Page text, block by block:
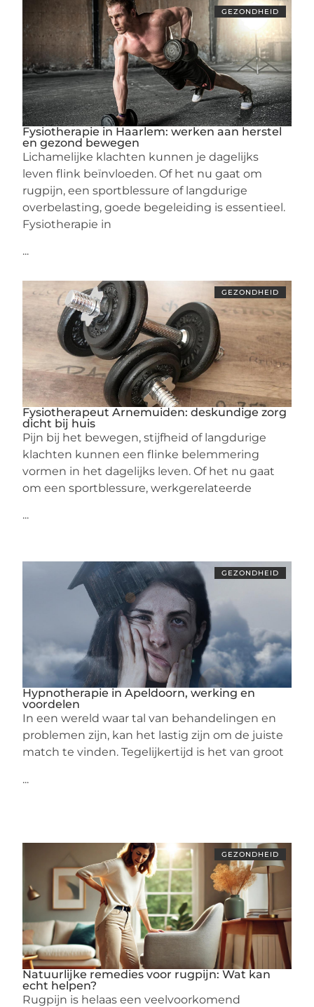
GEZONDHEID
Fysiotherapie in Haarlem: werken aan herstel
en gezond bewegen
Lichamelijke klachten kunnen je dagelijks
leven flink beïnvloeden. Of het nu gaat om
rugpijn, een sportblessure of langdurige
overbelasting, goede begeleiding is essentieel.
Fysiotherapie in
...
GEZONDHEID
Fysiotherapeut Arnemuiden: deskundige zorg
dicht bij huis
Pijn bij het bewegen, stijfheid of langdurige
klachten kunnen een flinke belemmering
vormen in het dagelijks leven. Of het nu gaat
om een sportblessure, werkgerelateerde
...
GEZONDHEID
Hypnotherapie in Apeldoorn, werking en
voordelen
In een wereld waar tal van behandelingen en
problemen zijn, kan het lastig zijn om de juiste
match te vinden. Tegelijkertijd is het van groot
...
GEZONDHEID
Natuurlijke remedies voor rugpijn: Wat kan
echt helpen?
Rugpijn is helaas een veelvoorkomend